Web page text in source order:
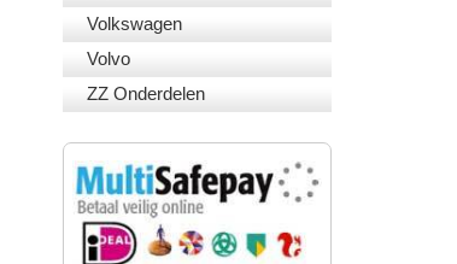
Volkswagen
Volvo
ZZ Onderdelen